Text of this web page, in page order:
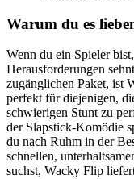
Warum du es
Wenn du ein Spieler
Herausforderungen
zugänglichen Paket, ist
perfekt für diejenigen,
schwierigen Stunt zu
der Slapstick-Komödie
du nach Ruhm in der
schnellen,
suchst, Wacky Flip